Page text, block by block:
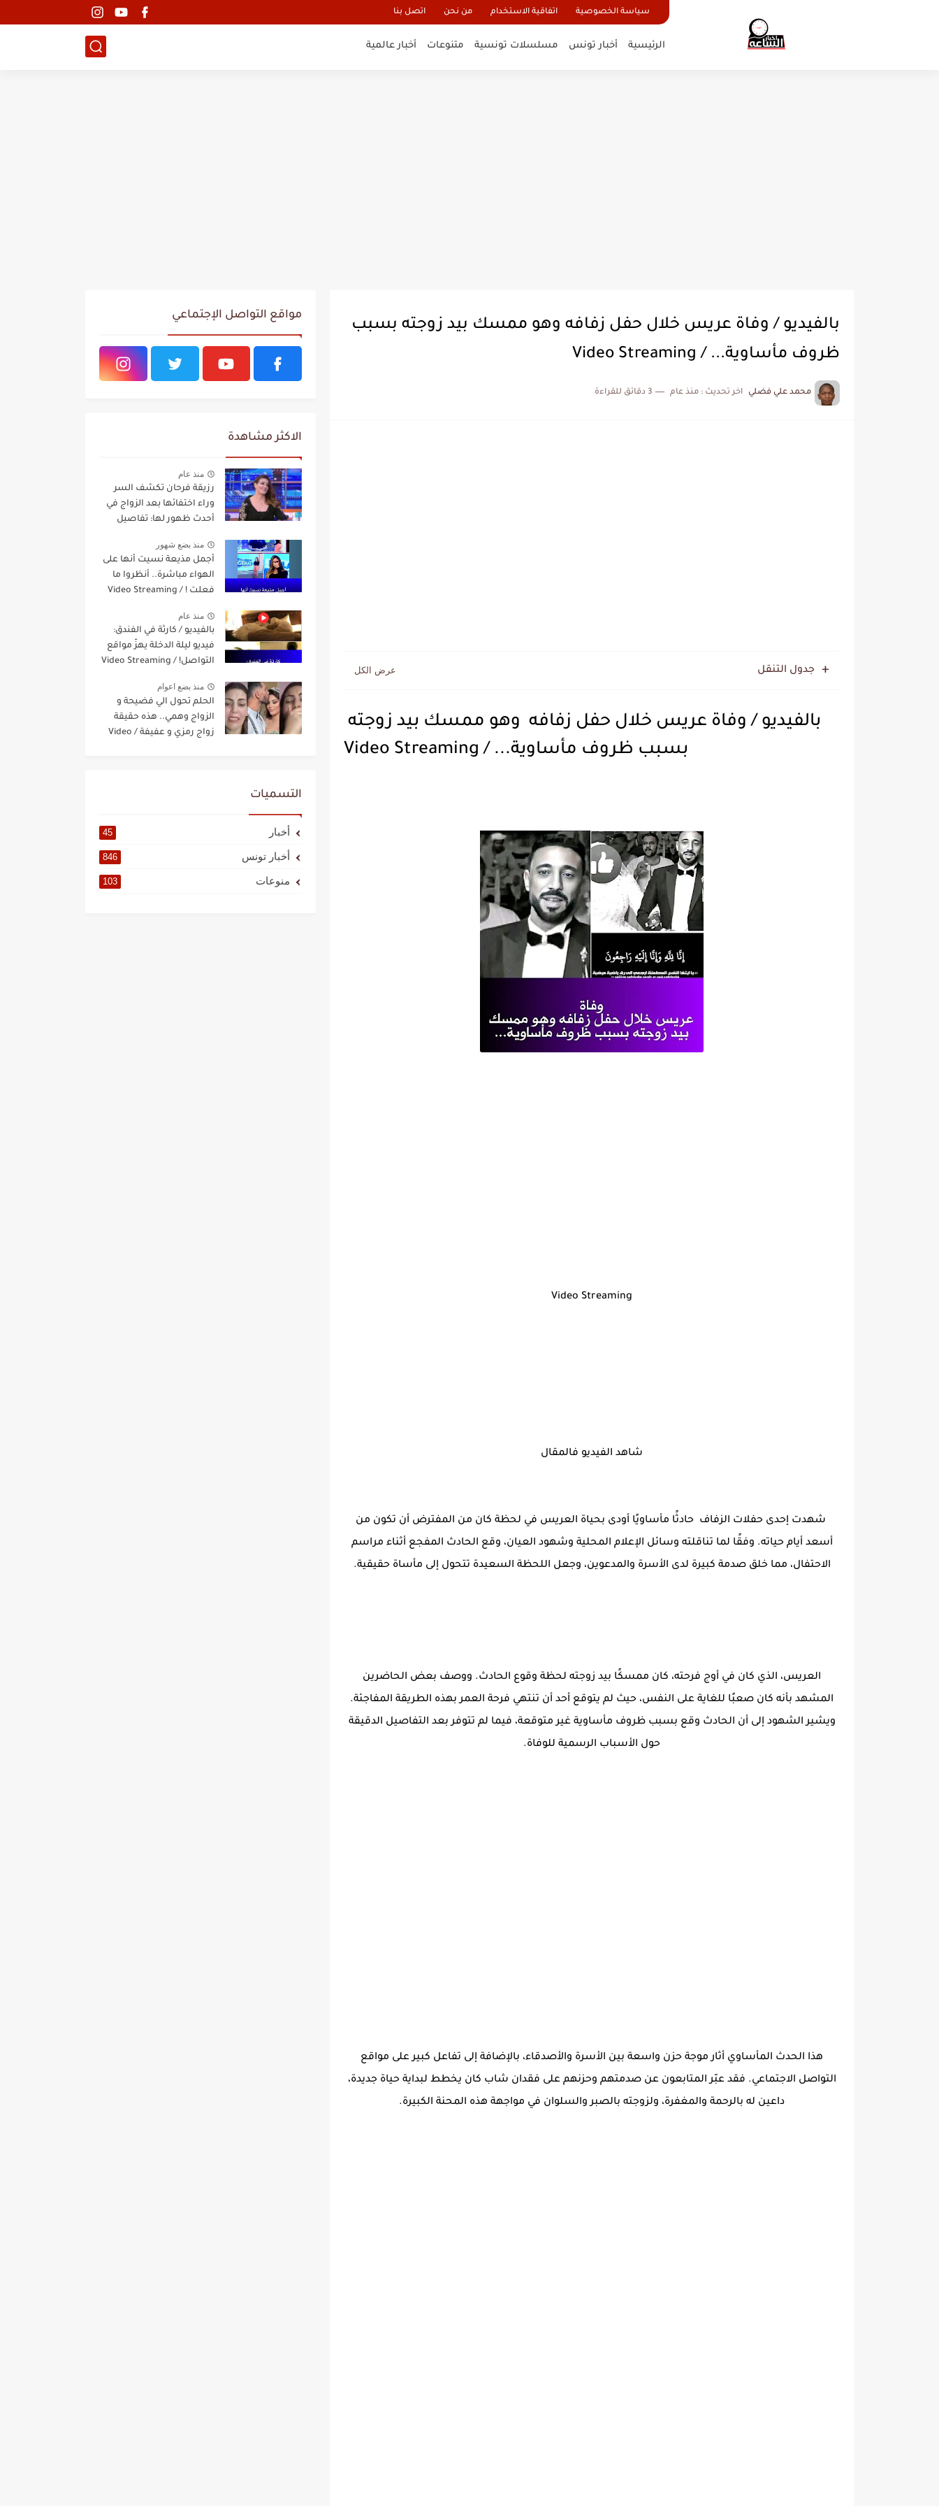
سياسة الخصوصية اتفاقية الاستخدام من نحن اتصل بنا
الرئيسية أخبار تونس مسلسلات تونسية متنوعات أخبار عالمية
بالفيديو / وفاة عريس خلال حفل زفافه وهو ممسك بيد زوجته بسبب
ظروف مأساوية... / Video Streaming
محمد علي فضلي اخر تحديث : منذ عام 3 دقائق للقراءة
جدول التنقل
بالفيديو / وفاة عريس خلال حفل زفافه وهو ممسك بيد زوجته
بسبب ظروف مأساوية... / Video Streaming
Video Streaming
شاهد الفيديو فالمقال
شهدت إحدى حفلات الزفاف حادثًا مأساويًا أودى بحياة العريس في لحظة كان من المفترض أن تكون من
أسعد أيام حياته. وفقًا لما تناقلته وسائل الإعلام المحلية وشهود العيان، وقع الحادث المفجع أثناء مراسم
الاحتفال، مما خلق صدمة كبيرة لدى الأسرة والمدعوين، وجعل اللحظة السعيدة تتحول إلى مأساة حقيقية.
العريس، الذي كان في أوج فرحته، كان ممسكًا بيد زوجته لحظة وقوع الحادث. ووصف بعض الحاضرين
المشهد بأنه كان صعبًا للغاية على النفس، حيث لم يتوقع أحد أن تنتهي فرحة العمر بهذه الطريقة المفاجئة.
ويشير الشهود إلى أن الحادث وقع بسبب ظروف مأساوية غير متوقعة، فيما لم تتوفر بعد التفاصيل الدقيقة
حول الأسباب الرسمية للوفاة.
هذا الحدث المأساوي أثار موجة حزن واسعة بين الأسرة والأصدقاء، بالإضافة إلى تفاعل كبير على مواقع
التواصل الاجتماعي. فقد عبّر المتابعون عن صدمتهم وحزنهم على فقدان شاب كان يخطط لبداية حياة جديدة،
داعين له بالرحمة والمغفرة، ولزوجته بالصبر والسلوان في مواجهة هذه المحنة الكبيرة.
مواقع التواصل الإجتماعي
الاكثر مشاهدة
منذ عام
رزيقة فرحان تكشف السر
وراء اختفائها بعد الزواج في
أحدث ظهور لها: تفاصيل
منذ بضع شهور
أجمل مذيعة نسيت أنها على
الهواء مباشرة.. أنظروا ما
فعلت ! / Video Streaming
منذ عام
بالفيديو / كارثة في الفندق:
فيديو ليلة الدخلة يهزّ مواقع
التواصل! / Video Streaming
منذ بضع اعوام
الحلم تحول الي فضيحة و
الزواج وهمي.. هذه حقيقة
زواج رمزي و عفيفة / Video
التسميات
أخبار 45
أخبار تونس 846
منوعات 103